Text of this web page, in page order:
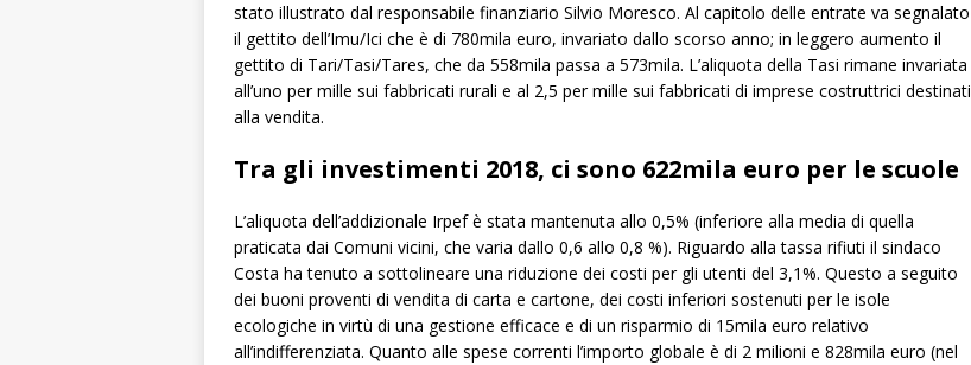
stato illustrato dal responsabile finanziario Silvio Moresco. Al capitolo delle entrate va segnalato
il gettito dell’Imu/Ici che è di 780mila euro, invariato dallo scorso anno; in leggero aumento il
gettito di Tari/Tasi/Tares, che da 558mila passa a 573mila. L’aliquota della Tasi rimane invariata
all’uno per mille sui fabbricati rurali e al 2,5 per mille sui fabbricati di imprese costruttrici destinati
alla vendita.
Tra gli investimenti 2018, ci sono 622mila euro per le scuole
L’aliquota dell’addizionale Irpef è stata mantenuta allo 0,5% (inferiore alla media di quella
praticata dai Comuni vicini, che varia dallo 0,6 allo 0,8 %). Riguardo alla tassa rifiuti il sindaco
Costa ha tenuto a sottolineare una riduzione dei costi per gli utenti del 3,1%. Questo a seguito
dei buoni proventi di vendita di carta e cartone, dei costi inferiori sostenuti per le isole
ecologiche in virtù di una gestione efficace e di un risparmio di 15mila euro relativo
all’indifferenziata. Quanto alle spese correnti l’importo globale è di 2 milioni e 828mila euro (nel